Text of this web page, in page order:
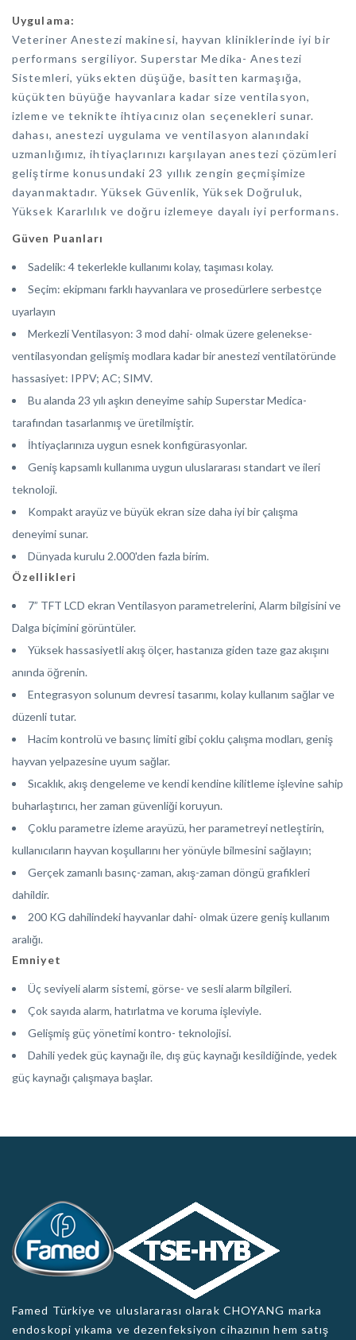
Uygulama:
Veteriner Anestezi makinesi, hayvan kliniklerinde iyi bir
performans sergiliyor. Superstar Medika- Anestezi
Sistemleri, yüksekten düşüğe, basitten karmaşığa,
küçükten büyüğe hayvanlara kadar size ventilasyon,
izleme ve teknikte ihtiyacınız olan seçenekleri sunar.
dahası, anestezi uygulama ve ventilasyon alanındaki
uzmanlığımız, ihtiyaçlarınızı karşılayan anestezi çözümleri
geliştirme konusundaki 23 yıllık zengin geçmişimize
dayanmaktadır. Yüksek Güvenlik, Yüksek Doğruluk,
Yüksek Kararlılık ve doğru izlemeye dayalı iyi performans.
Güven Puanları
Sadelik: 4 tekerlekle kullanımı kolay, taşıması kolay.
Seçim: ekipmanı farklı hayvanlara ve prosedürlere serbestçe
uyarlayın
Merkezli Ventilasyon: 3 mod dahi- olmak üzere gelenekse-
ventilasyondan gelişmiş modlara kadar bir anestezi ventilatöründe
hassasiyet: IPPV; AC; SIMV.
Bu alanda 23 yılı aşkın deneyime sahip Superstar Medica-
tarafından tasarlanmış ve üretilmiştir.
İhtiyaçlarınıza uygun esnek konfigürasyonlar.
Geniş kapsamlı kullanıma uygun uluslararası standart ve ileri
teknoloji.
Kompakt arayüz ve büyük ekran size daha iyi bir çalışma
deneyimi sunar.
Dünyada kurulu 2.000'den fazla birim.
Özellikleri
7” TFT LCD ekran Ventilasyon parametrelerini, Alarm bilgisini ve
Dalga biçimini görüntüler.
Yüksek hassasiyetli akış ölçer, hastanıza giden taze gaz akışını
anında öğrenin.
Entegrasyon solunum devresi tasarımı, kolay kullanım sağlar ve
düzenli tutar.
Hacim kontrolü ve basınç limiti gibi çoklu çalışma modları, geniş
hayvan yelpazesine uyum sağlar.
Sıcaklık, akış dengeleme ve kendi kendine kilitleme işlevine sahip
buharlaştırıcı, her zaman güvenliği koruyun.
Çoklu parametre izleme arayüzü, her parametreyi netleştirin,
kullanıcıların hayvan koşullarını her yönüyle bilmesini sağlayın;
Gerçek zamanlı basınç-zaman, akış-zaman döngü grafikleri
dahildir.
200 KG dahilindeki hayvanlar dahi- olmak üzere geniş kullanım
aralığı.
Emniyet
Üç seviyeli alarm sistemi, görse- ve sesli alarm bilgileri.
Çok sayıda alarm, hatırlatma ve koruma işleviyle.
Gelişmiş güç yönetimi kontro- teknolojisi.
Dahili yedek güç kaynağı ile, dış güç kaynağı kesildiğinde, yedek
güç kaynağı çalışmaya başlar.
Famed Türkiye ve uluslararası olarak CHOYANG marka
endoskopi yıkama ve dezenfeksiyon cihazının hem satış